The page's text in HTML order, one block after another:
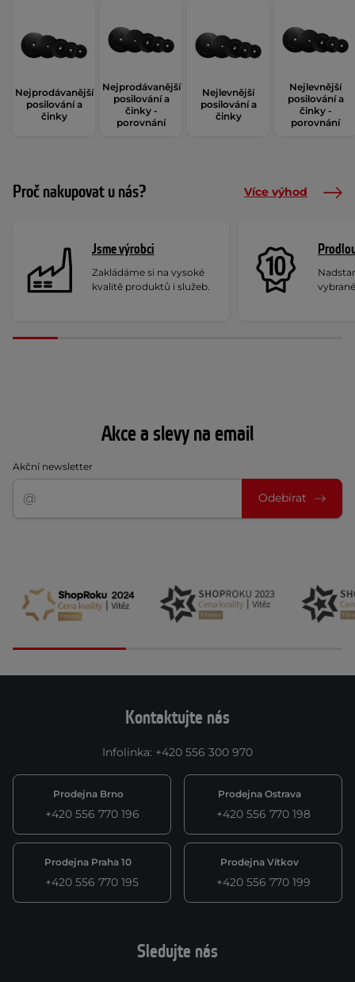
Nejprodávanější
posilování a
činky
Nejprodávanější
posilování a
činky -
porovnání
Nejlevnější
posilování a
činky
Nejlevnější
posilování a
činky -
porovnání
Proč nakupovat u nás? Více výhod
Jsme výrobci
Zakládáme si na vysoké
kvalitě produktů i služeb.
Akce a slevy na email
Akční newsletter
Odebírat
Kontaktujte nás
Infolinka: +420 556 300 970
Prodejna Brno
+420 556 770 196
Prodejna Ostrava
+420 556 770 198
Prodejna Praha 10
+420 556 770 195
Prodejna Vítkov
+420 556 770 199
Sledujte nás